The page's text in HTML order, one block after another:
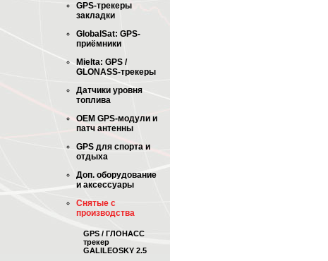
GPS-трекеры
закладки
GlobalSat: GPS-
приёмники
Mielta: GPS /
GLONASS-трекеры
Датчики уровня
топлива
OEM GPS-модули и
патч антенны
GPS для спорта и
отдыха
Доп. оборудование
и аксессуары
Снятые с
производства
GPS / ГЛОНАСС
трекер
GALILEOSKY 2.5